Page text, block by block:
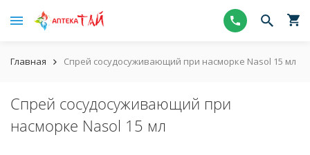
Главная Спрей сосудосуживающий при насморке Nasol 15 мл
Спрей сосудосуживающий при
насморке Nasol 15 мл